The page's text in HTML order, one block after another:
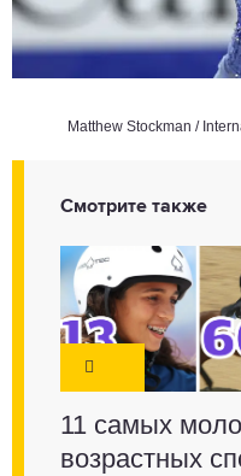
Matthew Stockman /
Смотрите также
11 самых
возрастных